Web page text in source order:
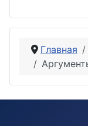
Главная